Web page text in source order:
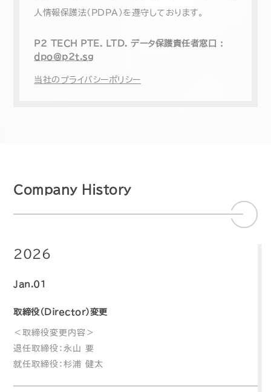
人情報保護法（PDPA）を遵守しております。
P2 TECH PTE. LTD. データ保護責任者窓口 :
dpo@p2t.sg
当社のプライバシーポリシー
Company History
2026
Jan.01
取締役（Director）変更
＜取締役変更内容＞
退任取締役：永山 要
就任取締役：杉浦 健太